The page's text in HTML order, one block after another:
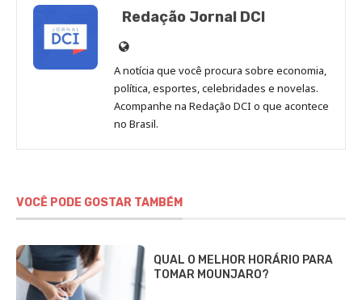
Redação Jornal DCI
Site
de
Redação
Jornal
DCI
A notícia que você procura sobre economia,
política, esportes, celebridades e novelas.
Acompanhe na Redação DCI o que acontece
no Brasil.
VOCÊ PODE GOSTAR TAMBÉM
QUAL O MELHOR HORÁRIO PARA
TOMAR MOUNJARO?